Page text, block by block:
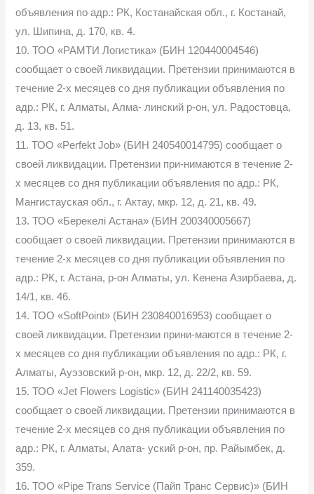
объявления по адр.: РК, Костанайская обл., г. Костанай,
ул. Шипина, д. 170, кв. 4.
10. ТОО «РАМТИ Логистика» (БИН 120440004546)
сообщает о своей ликвидации. Претензии принимаются в
течение 2-х месяцев со дня публикации объявления по
адр.: РК, г. Алматы, Алма- линский р-он, ул. Радостовца,
д. 13, кв. 51.
11. ТОО «Perfekt Job» (БИН 240540014795) сообщает о
своей ликвидации. Претензии при-нимаются в течение 2-
х месяцев со дня публикации объявления по адр.: РК,
Мангистауская обл., г. Актау, мкр. 12, д. 21, кв. 49.
13. ТОО «Берекелі Астана» (БИН 200340005667)
сообщает о своей ликвидации. Претензии принимаются в
течение 2-х месяцев со дня публикации объявления по
адр.: РК, г. Астана, р-он Алматы, ул. Кенена Азирбаева, д.
14/1, кв. 46.
14. ТОО «SoftPoint» (БИН 230840016953) сообщает о
своей ликвидации. Претензии прини-маются в течение 2-
х месяцев со дня публикации объявления по адр.: РК, г.
Алматы, Ауэзовский р-он, мкр. 12, д. 22/2, кв. 59.
15. ТОО «Jet Flowers Logistic» (БИН 241140035423)
сообщает о своей ликвидации. Претензии принимаются в
течение 2-х месяцев со дня публикации объявления по
адр.: РК, г. Алматы, Алата- уский р-он, пр. Райымбек, д.
359.
16. ТОО «Pipe Trans Service (Пайп Транс Сервис)» (БИН